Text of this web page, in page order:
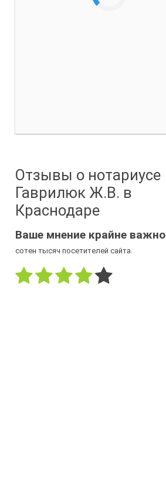
Отзывы о нотариусе
Гаврилюк Ж.В. в
Краснодаре
Ваше мнение крайне важно
сотен тысяч посетителей сайта.